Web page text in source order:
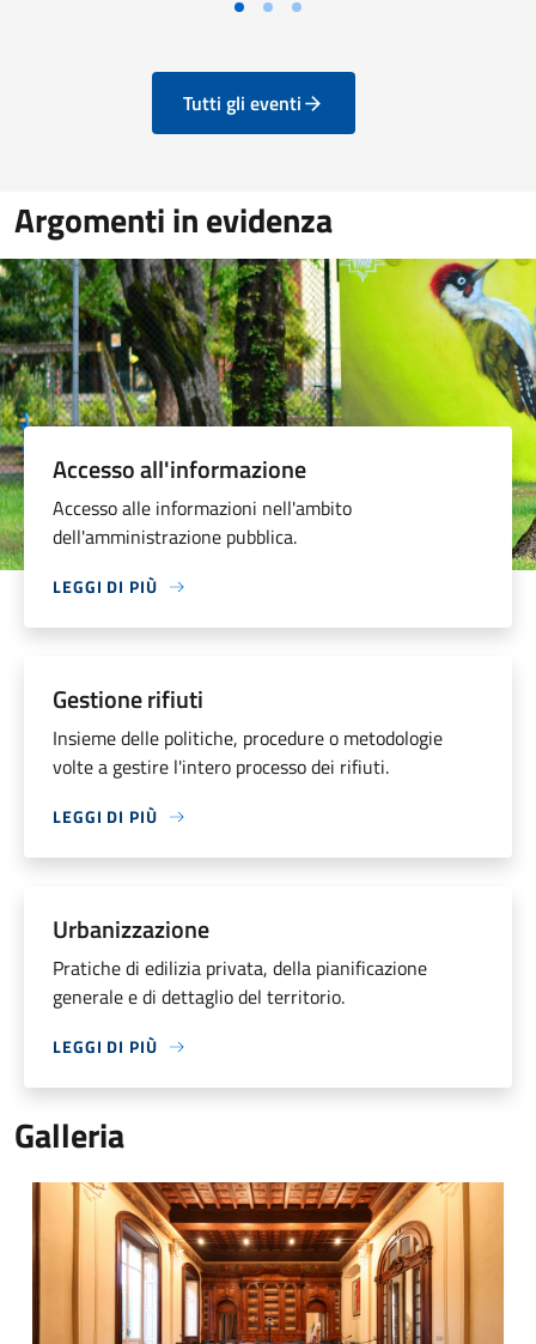
Tutti gli eventi
Argomenti in evidenza
Accesso all'informazione
Accesso alle informazioni nell'ambito
dell'amministrazione pubblica.
LEGGI DI PIÙ
Gestione rifiuti
Insieme delle politiche, procedure o metodologie
volte a gestire l'intero processo dei rifiuti.
LEGGI DI PIÙ
Urbanizzazione
Pratiche di edilizia privata, della pianificazione
generale e di dettaglio del territorio.
LEGGI DI PIÙ
Galleria
Villa Clerici